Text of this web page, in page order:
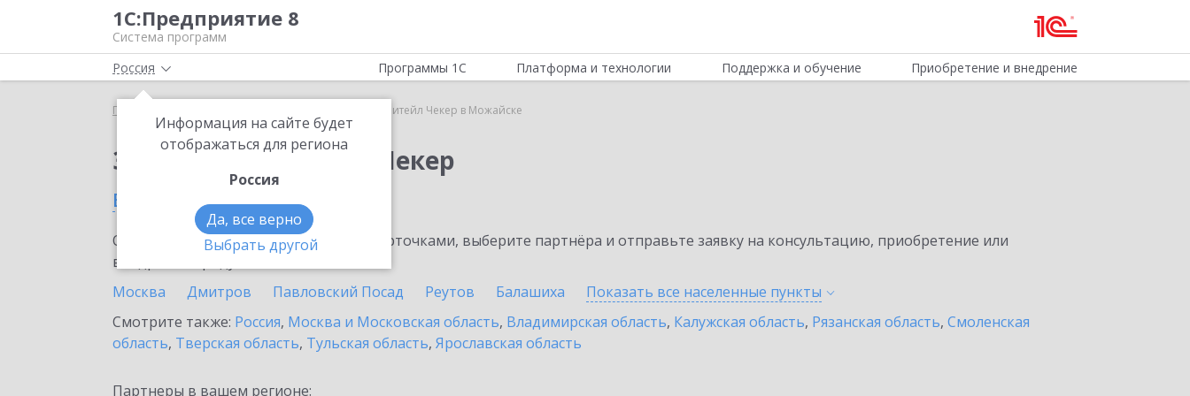
1С:Предприятие 8
Система программ
Россия
Информация на сайте будет
отображаться для региона
Россия
Да, все верно
Выбрать другой
Программы 1С Платформа и технологии Поддержка и обучение Приобретение и внедрение
Главная 1C-Ритейл Чекер в Можайске
Заказать 1C-Ритейл Чекер
в Можайске
Ознакомьтесь с информационными карточками, выберите партнёра и отправьте заявку на консультацию, приобретение или
внедрение продукта.
Москва
Дмитров Павловский Посад Реутов Балашиха Показать все населенные пункты
Смотрите также: Россия, Москва и Московская область, Владимирская область, Калужская область, Рязанская область, Смоленская
область, Тверская область, Тульская область, Ярославская область
Партнеры в вашем регионе: